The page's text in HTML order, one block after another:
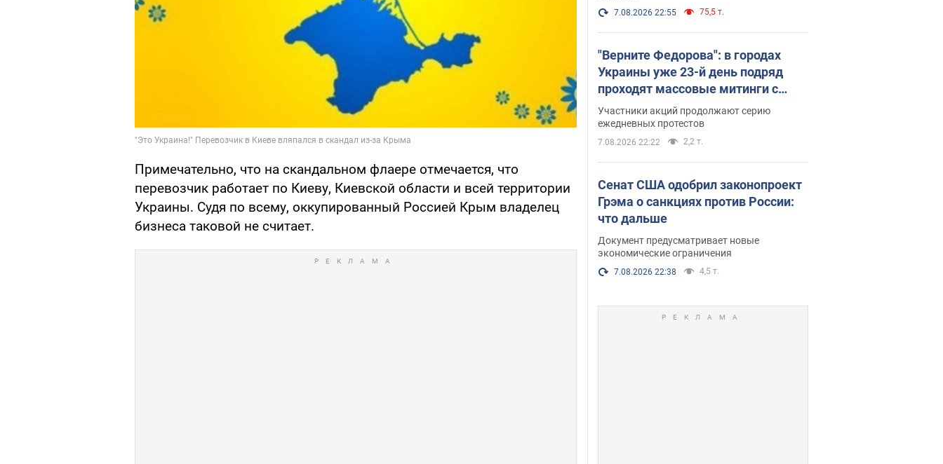
Примечательно, что на скандальном флаере отмечается, что
перевозчик работает по Киеву, Киевской области и всей территории
Украины. Судя по всему, оккупированный Россией Крым владелец
бизнеса таковой не считает.
7.08.2026 22:55 75,5 т.
"Верните Федорова": в городах
Украины уже 23-й день подряд
проходят массовые митинги с
плакатами. Фото и видео
Участники акций продолжают серию
ежедневных протестов
7.08.2026 22:22 2,2 т.
Сенат США одобрил законопроект
Грэма о санкциях против России:
что дальше
Документ предусматривает новые
экономические ограничения
7.08.2026 22:38 4,5 т.